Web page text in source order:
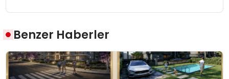
Benzer Haberler